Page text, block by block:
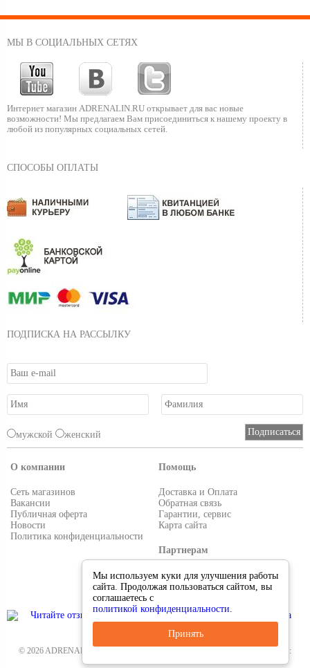
МЫ В СОЦИАЛЬНЫХ СЕТЯХ
Интернет магазин ADRENALIN.RU открывает для вас новые
возможности! Мы предлагаем Вам присоединиться к нашему проекту в
любой из популярных социальных сетей.
СПОСОБЫ ОПЛАТЫ
ПОДПИСКА НА РАССЫЛКУ
мужской женский
О компании
Сеть магазинов
Вакансии
Публичная оферта
Новости
Политика конфиденциальности
Помощь
Доставка и Оплата
Обратная связь
Гарантии, сервис
Карта сайта
Партнерам
Условия работы
Реквизиты
© 2026 ADRENALIN.RU-интернет магазин. Все для туризма и рыбалки. Тел.:
Мы используем куки для улучшения работы
сайта. Продолжая пользоваться сайтом, вы
соглашаетесь с
политикой конфиденциальности.
Принять